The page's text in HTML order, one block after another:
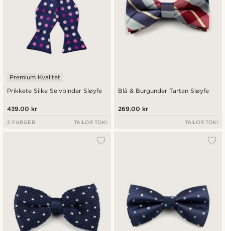
Prikkete Silke Selvbinder Sløyfe
Premium Kvalitet
439.00 kr
2 FARGER TAILOR TOKI
Blå & Burgunder Tartan Sløyfe
269.00 kr
TAILOR TOKI